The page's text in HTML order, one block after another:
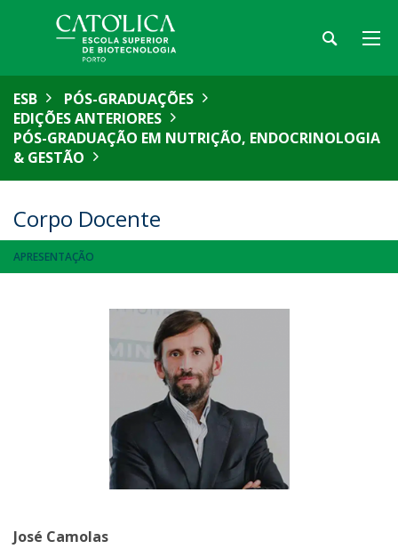
ESB
PÓS-GRADUAÇÕES
EDIÇÕES ANTERIORES
PÓS-GRADUAÇÃO EM NUTRIÇÃO, ENDOCRINOLOGIA
& GESTÃO
Corpo Docente
APRESENTAÇÃO
José Camolas